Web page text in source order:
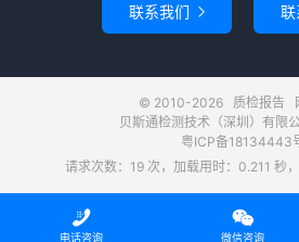
联系我们  联
© 2010-2026 质检报告
贝斯通检测技术（深圳）有限
粤ICP备18134443
请求次数：19 次，加载用时：0.211 秒

电话咨询

微信咨询